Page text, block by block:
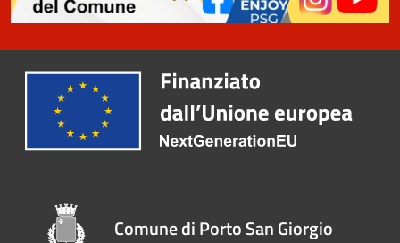
Comune di Porto San Giorgio